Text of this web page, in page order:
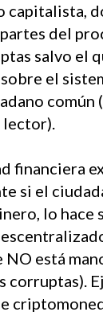
capitalista,
del
salvo el
el
común
lector).
financiera
si el
lo hace
NO está
corruptas).